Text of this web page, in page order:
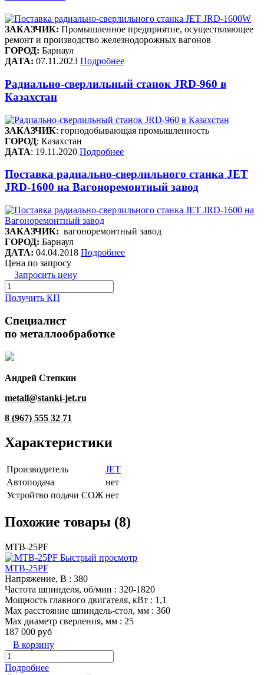
ЗАКАЗЧИК: Промышленное предприятие, осуществляющее
ремонт и производство железнодорожных вагонов
ГОРОД: Барнаул
ДАТА: 07.11.2023 Подробнее
Радиально-сверлильный станок JRD-960 в
Казахстан
ЗАКАЗЧИК: горнодобывающая промышленность
ГОРОД: Казахстан
ДАТА: 19.11.2020 Подробнее
Поставка радиально-сверлильного станка JET
JRD-1600 на Вагоноремонтный завод
ЗАКАЗЧИК: вагоноремонтный завод
ГОРОД: Барнаул
ДАТА: 04.04.2018 Подробнее
Цена по запросу
Запросить цену
Получить КП
Специалист
по металлообработке
Андрей Степкин
metall@stanki-jet.ru
8 (967) 555 32 71
Характеристики
Производитель
JET
Автоподача
нет
Устройтво подачи СОЖ нет
Похожие товары (8)
MTB-25PF
Быстрый просмотр
MTB-25PF
Напряжение, В : 380
Частота шпинделя, об/мин : 320-1820
Мощность главного двигателя, кВт : 1,1
Max расстояние шпиндель-стол, мм : 360
Max диаметр сверления, мм : 25
187 000 руб
В корзину
Подробнее